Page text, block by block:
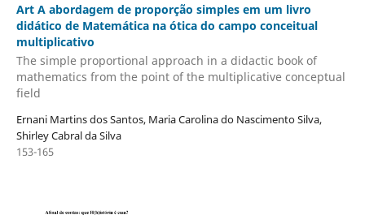
Art A abordagem de proporção simples em um livro
didático de Matemática na ótica do campo conceitual
multiplicativo
The simple proportional approach in a didactic book of
mathematics from the point of the multiplicative conceptual
field
Ernani Martins dos Santos, Maria Carolina do Nascimento Silva,
Shirley Cabral da Silva
153-165